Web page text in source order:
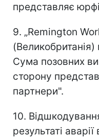
представляє
9. „Remington
Сума позовних
сторону
партнери".
10.
результаті